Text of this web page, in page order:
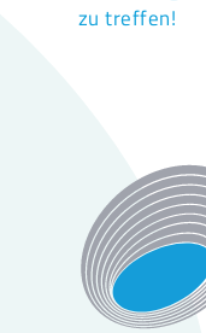
zu treffen!